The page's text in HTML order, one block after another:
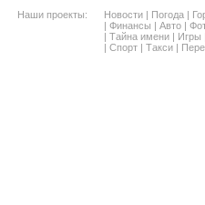
Наши проекты:
Новости | Погода |
| Финансы | Авто |
| Тайна имени | Игры
| Спорт | Такси |